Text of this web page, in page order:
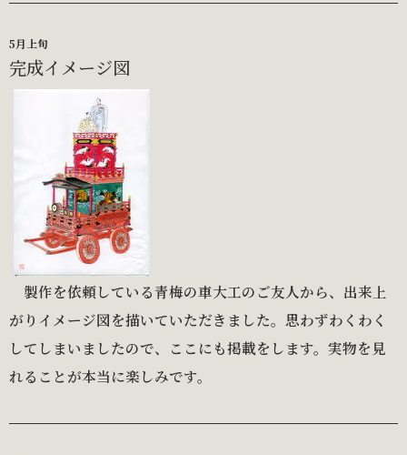
5月上旬
完成イメージ図
製作を依頼している青梅の車大工のご友人から、出来上
がりイメージ図を描いていただきました。思わずわくわく
してしまいましたので、ここにも掲載をします。実物を見
れることが本当に楽しみです。